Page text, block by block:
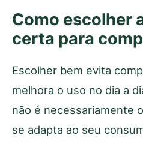
Como escolher
certa para
Escolher bem evita
melhora o uso no dia a
não é necessariamente
se adapta ao seu